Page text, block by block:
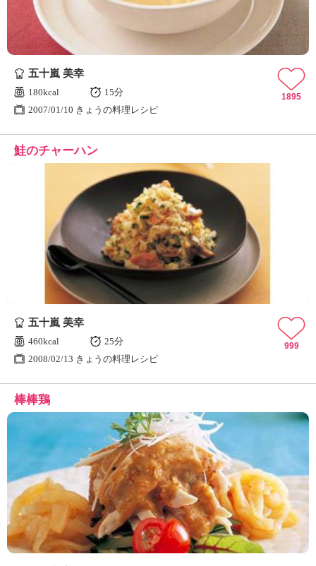
五十嵐 美幸
180kcal
15分
2007/01/10 きょうの料理レシピ
1895
鮭のチャーハン
五十嵐 美幸
460kcal
25分
2008/02/13 きょうの料理レシピ
999
棒棒鶏